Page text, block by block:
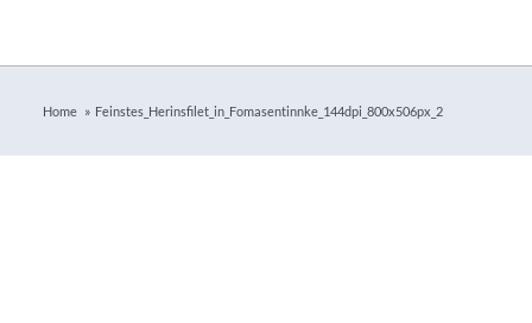
Home » Feinstes_Herinsfilet_in_Fomasentinnke_144dpi_800x506px_2